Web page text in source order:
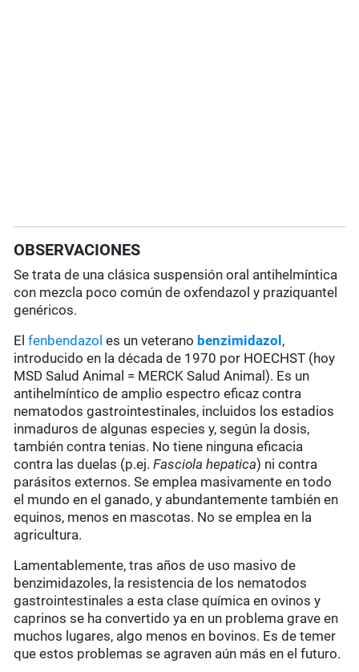
OBSERVACIONES
Se trata de una clásica suspensión oral antihelmíntica
con mezcla poco común de oxfendazol y praziquantel
genéricos.
Elfenbendazol es un veterano benzimidazol ,
introducido en la década de 1970 por HOECHST (hoy
MSD Salud Animal = MERCK Salud Animal). Es un
antihelmíntico de amplio espectro eficaz contra
nematodos gastrointestinales, incluidos los estadios
inmaduros de algunas especies y, según la dosis,
también contra tenias. No tiene ninguna eficacia
contra las duelas (p.ej.Fasciola hepatica) ni contra
parásitos externos. Se emplea masivamente en todo
el mundo en el ganado, y abundantemente también en
equinos, menos en mascotas. No se emplea en la
agricultura.
Lamentablemente, tras años de uso masivo de
benzimidazoles, la resistencia de los nematodos
gastrointestinales a esta clase química en ovinos y
caprinos se ha convertido ya en un problema grave en
muchos lugares, algo menos en bovinos. Es de temer
que estos problemas se agraven aún más en el futuro.